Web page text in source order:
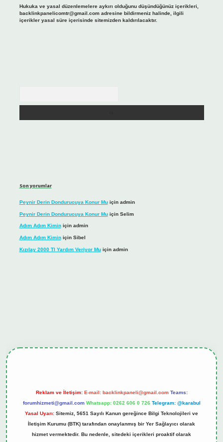
Hukuka ve yasal düzenlemelere aykırı olduğunu düşündüğünüz içerikleri,
backlinkpanelicomtr@gmail.comadresine bildirmeniz halinde, ilgili
içerikler yasal süre içerisinde sitemizden kaldırılacaktır.
Son yorumlar
Peynir Derin Dondurucuya Konur Muiçin admin
Peynir Derin Dondurucuya Konur Muiçin Selim
Adım Adım Kiminiçin admin
Adım Adım Kiminiçin Sibel
Kızılay 2000 Tl Yardım Veriyor Muiçin admin
Reklam ve İletişim: E-mail: backlinkpaneli@gmail.com Teams:
forumhizmeti@gmail.com Whatsapp: 0262 606 0 726 Telegram: @karabul
Yasal Uyarı: Sitemiz, 5651 Sayılı Kanun gereğince Bilgi Teknolojileri ve
İletişim Kurumu (BTK) tarafından onaylanmış bir Yer Sağlayıcı olarak
hizmet vermektedir. Bu nedenle, sitedeki içerikleri proaktif olarak